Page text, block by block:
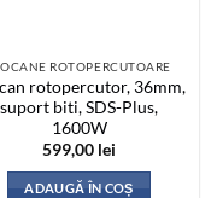
ROTOPERCUTOARE
rotopercutor, 36mm,
suport biti, SDS-Plus,
1600W
599,00 lei
ADAUGĂ ÎN COȘ